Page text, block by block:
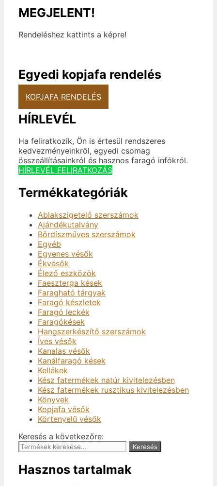
MEGJELENT!
Rendeléshez kattints a képre!
Egyedi kopjafa rendelés
KOPJAFA RENDELÉS
HÍRLEVÉL
Ha feliratkozik, Ön is értesül rendszeres
kedvezményeinkről, egyedi csomag
összeállításainkról és hasznos faragó infókról.
HÍRLEVÉL FELIRATKOZÁS
Termékkategóriák
Ablakszigetelő szerszámok
Ajándékutalvány
Bőrdíszműves szerszámok
Egyéb
Egyenes vésők
Ékvésők
Élező eszközök
Faeszterga kések
Faragható tárgyak
Faragó készletek
Faragó leckék
Faragókések
Hangszerkészítő szerszámok
Íves vésők
Kanalas vésők
Kanálfaragó kések
Kellékek
Kész fatermékek natúr kivitelezésben
Kész fatermékek rusztikus kivitelezésben
Könyvek
Kopjafa vésők
Körtenyelű vésők
Keresés a következőre:
Keresés
Hasznos tartalmak